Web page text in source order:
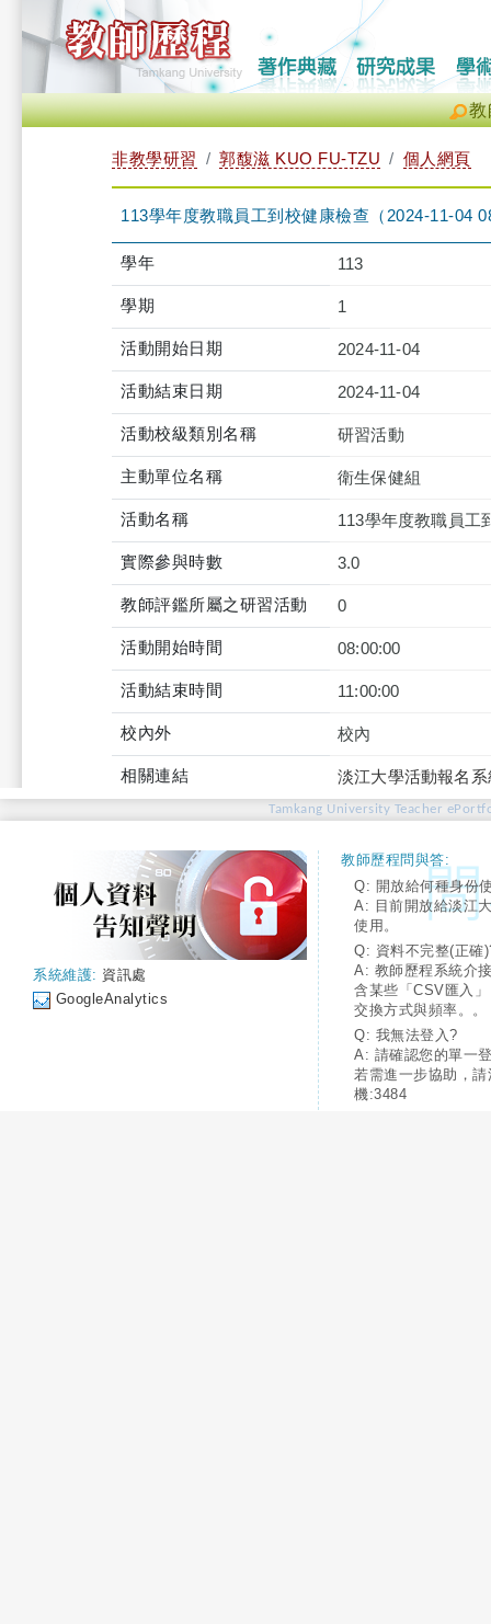
教
非教學研習 郭馥滋 KUO FU-TZU 個人網頁
113學年度教職員工到校健康檢查（2024-11-04
學年 113
學期 1
活動開始日期 2024-11-04
活動結束日期 2024-11-04
活動校級類別名稱 研習活動
主動單位名稱 衛生保健組
活動名稱 113學年度教職員工
實際參與時數 3.0
教師評鑑所屬之研習活動 0
活動開始時間 08:00:00
活動結束時間 11:00:00
校內外 校內
相關連結 淡江大學活動報名
Tamkang University Teacher
系統維護: 資訊處
GoogleAnalytics
教師歷程問與答:
Q: 開放給何種身份
A: 目前開放給淡江
使用。
Q: 資料不完整(正確
A: 教師歷程系統介
含某些「CSV匯入
交換方式與頻率。。
Q: 我無法登入?
A: 請確認您的單一
若需進一步協助，
機:3484